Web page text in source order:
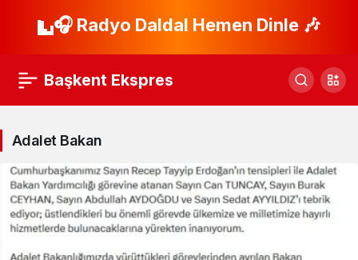
🎧 Radyo Daldal Hemen Dinle 🎶
Başkent Ekspres
Adalet Bakan